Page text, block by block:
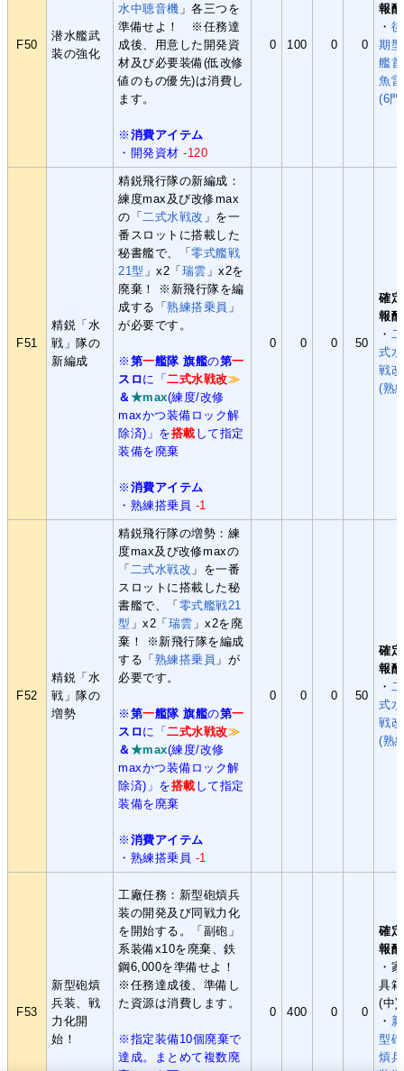
F50
潜水艦武
装の強化
水中聴音機 」各三つを
準備せよ！ ※任務達
成後、用意した開発資
材及び必要装備(低改修
値のもの優先)は消費し
ます。
※ 消費アイテム
・開発資材-120
0 100 0 0
報酬
・ 後
期型
艦首
魚雷
(6門
F51
精鋭「水
戦」隊の
新編成
精鋭飛行隊の新編成：
練度max及び改修max
の「 二式水戦改 」を一
番スロットに搭載した
秘書艦で、「零式艦戦
21型 」x2「瑞雲 」x2を
廃棄！ ※新飛行隊を編
成する「熟練搭乗員 」
が必要です。
※ 第一艦隊 旗艦の第一
スロ に「二式水戦改≫
＆ ★max(練度/改修
maxかつ装備ロック解
除済)」を搭載 して指定
装備を廃棄
※ 消費アイテム
・ 熟練搭乗員 -1
0 0 0 50
確定
報酬
・ 二
式水
戦改
(熟
F52
精鋭「水
戦」隊の
増勢
精鋭飛行隊の増勢：練
度max及び改修maxの
「 二式水戦改 」を一番
スロットに搭載した秘
書艦で、「零式艦戦21
型 」x2「瑞雲 」x2を廃
棄！ ※新飛行隊を編成
する「熟練搭乗員 」が
必要です。
※ 第一艦隊 旗艦の第一
スロ に「二式水戦改≫
＆ ★max(練度/改修
maxかつ装備ロック解
除済)」を搭載 して指定
装備を廃棄
※ 消費アイテム
・ 熟練搭乗員 -1
0 0 0 50
確定
報酬
・ 二
式水
戦改
(熟
F53
新型砲熕
兵装、戦
力化開
始！
工廠任務：新型砲熕兵
装の開発及び同戦力化
を開始する。「副砲」
系装備x10を廃棄、鉄
鋼6,000を準備せよ！
※任務達成後、準備し
た資源は消費します。
※指定装備10個廃棄で
達成。まとめて複数廃
0 400 0 0
確定
報酬
・家
具箱
(中
・ 新
型砲
熕兵